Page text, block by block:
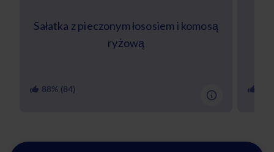
Sałatka z pieczonym łososiem i komosą
ryżową
88% (84)